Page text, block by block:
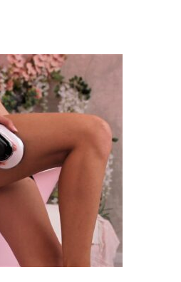
о целлюлите и
целлюлит?
особенность […]